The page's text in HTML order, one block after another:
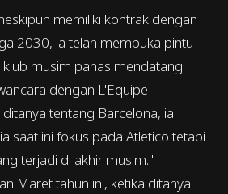
memiliki kontrak dengan
2030, ia telah membuka pintu
musim panas mendatang.
dengan L'Equipe
tentang Barcelona, ia
saat ini fokus pada Atletico tetapi
terjadi di akhir musim."
Maret tahun ini, ketika ditanya